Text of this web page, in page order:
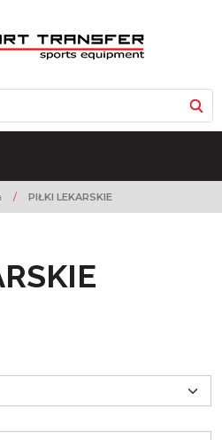
/ PIŁKI LEKARSKIE